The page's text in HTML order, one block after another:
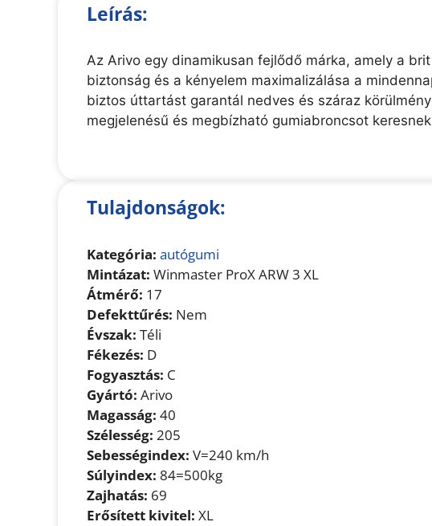
Leírás:
Az Arivo egy dinamikusan fejlődő márka, amely a
biztonság és a kényelem maximalizálása a
biztos úttartást garantál nedves és száraz
megjelenésű és megbízható gumiabroncsot
Tulajdonságok:
Kategória: autógumi
Mintázat: Winmaster ProX ARW 3 XL
Átmérő: 17
Defekttűrés: Nem
Évszak: Téli
Fékezés: D
Fogyasztás: C
Gyártó: Arivo
Magasság: 40
Szélesség: 205
Sebességindex: V=240 km/h
Súlyindex: 84=500kg
Zajhatás: 69
Erősített kivitel: XL